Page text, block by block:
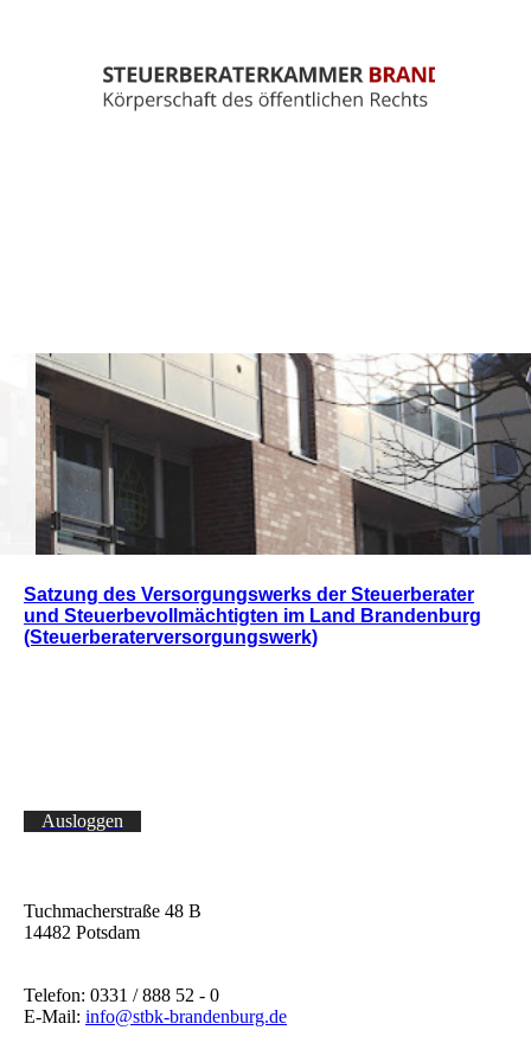
Satzung des Versorgungswerks der Steuerberater
und Steuerbevollmächtigten im Land Brandenburg
(Steuerberaterversorgungswerk)
Ausloggen
Tuchmacherstraße 48 B
14482 Potsdam
Telefon: 0331 / 888 52 - 0
E-Mail: info@stbk-brandenburg.de